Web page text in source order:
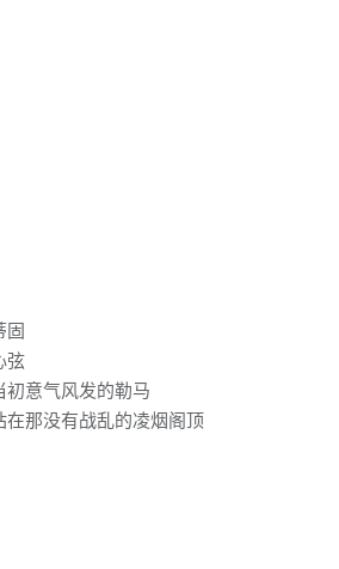
固
弦
意气风发的勒马
那没有战乱的凌烟阁顶